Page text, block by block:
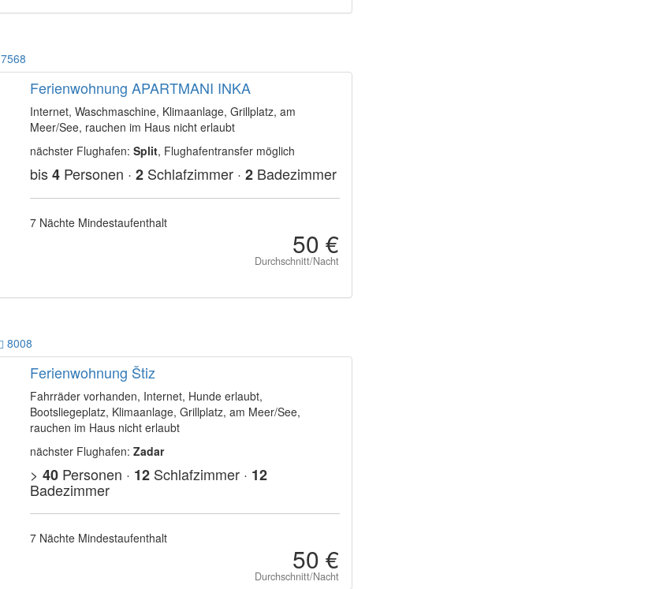
7568
Ferienwohnung APARTMANI INKA
Internet, Waschmaschine, Klimaanlage, Grillplatz, am
Meer/See, rauchen im Haus nicht erlaubt
nächster Flughafen: Split, Flughafentransfer möglich
bis4Personen · 2Schlafzimmer · 2Badezimmer
7 Nächte Mindestaufenthalt
50 €
Durchschnitt/Nacht
8008
Ferienwohnung Štiz
Fahrräder vorhanden, Internet, Hunde erlaubt,
Bootsliegeplatz, Klimaanlage, Grillplatz, am Meer/See,
rauchen im Haus nicht erlaubt
nächster Flughafen: Zadar
> 40Personen · 12Schlafzimmer · 12
Badezimmer
7 Nächte Mindestaufenthalt
50 €
Durchschnitt/Nacht